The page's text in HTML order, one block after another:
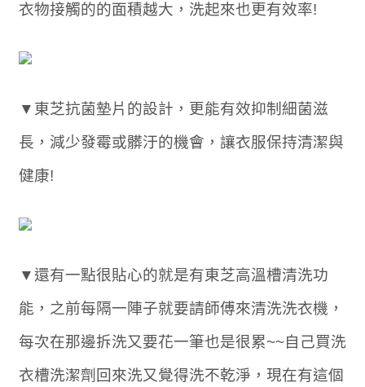
衣物接觸的的面積越大，洗起來也更有效率!
▼東芝抗菌墊片的設計，更能有效抑制細菌滋
長，減少發霉或髒汙的機會，讓衣服保持清潔與
健康!
▼還有一點很貼心的就是有東芝高溫槽清洗功
能，之前每隔一陣子就要請師傅來清洗洗衣機，
每次在那邊拆洗又要花一筆也是很累~~自己買洗
衣槽洗潔劑回來洗又覺得洗不乾淨，現在有這個